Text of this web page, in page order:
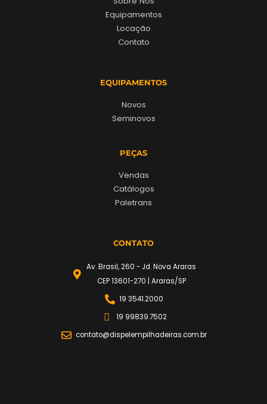
Equipamentos
Locação
Contato
EQUIPAMENTOS
Novos
Seminovos
PEÇAS
Vendas
Catálogos
Paletrans
CONTATO
Av. Brasil, 260 - Jd. Nova Araras
CEP 13601-270 | Araras/SP
19 3541.2000
19 99839.7502
contato@dispelempilhadeiras.com.br